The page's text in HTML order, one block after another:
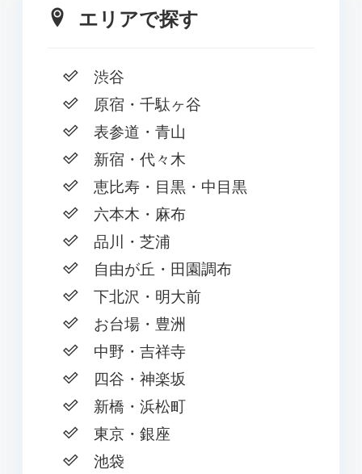
エリアで探す
渋谷
原宿・千駄ヶ谷
表参道・青山
新宿・代々木
恵比寿・目黒・中目黒
六本木・麻布
品川・芝浦
自由が丘・田園調布
下北沢・明大前
お台場・豊洲
中野・吉祥寺
四谷・神楽坂
新橋・浜松町
東京・銀座
池袋